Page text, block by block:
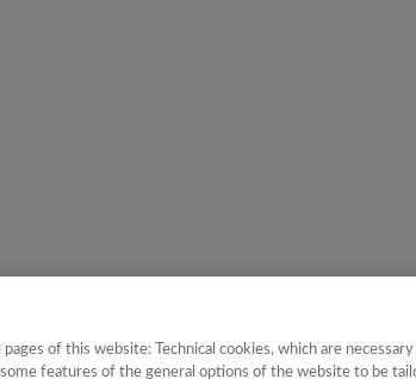
of this website: Technical cookies, which are
features of the general options of the website to be